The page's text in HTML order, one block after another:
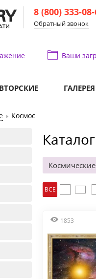
8 (800) 333-
Обратный звонок
Ваши
ГАЛЕРЕЯ
Космос
ВСЕ
1853